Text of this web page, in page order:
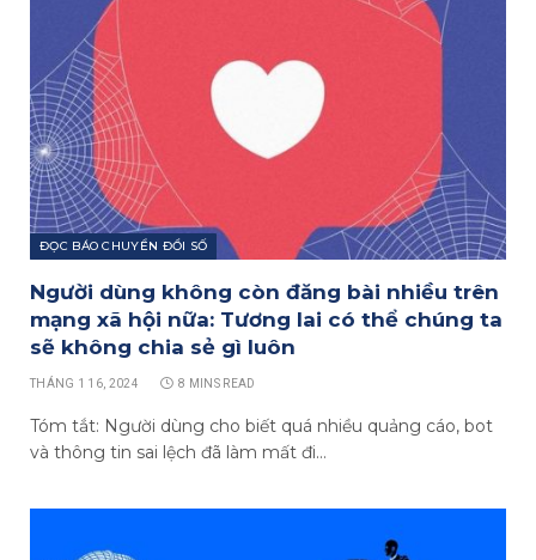
ĐỌC BÁO CHUYỂN ĐỔI SỐ
Người dùng không còn đăng bài nhiều trên
mạng xã hội nữa: Tương lai có thể chúng ta
sẽ không chia sẻ gì luôn
THÁNG 1 16, 2024 8 MINS READ
Tóm tắt: Người dùng cho biết quá nhiều quảng cáo, bot
và thông tin sai lệch đã làm mất đi…